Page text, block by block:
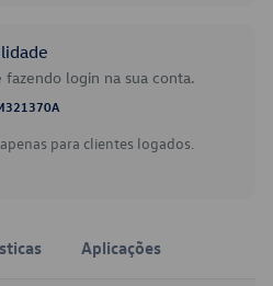
login na sua conta.
para clientes logados.
Aplicações